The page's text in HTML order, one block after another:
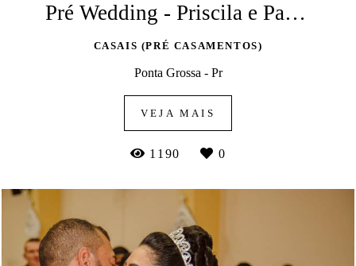
Pré Wedding - Priscila e Patrick
CASAIS (PRÉ CASAMENTOS)
Ponta Grossa - Pr
VEJA MAIS
1190 0